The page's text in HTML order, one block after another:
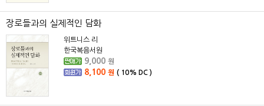
장로들과의 실제적인 담화
위트니스 리
한국복음서원
9,000 원
8,100 원 ( 10% DC )